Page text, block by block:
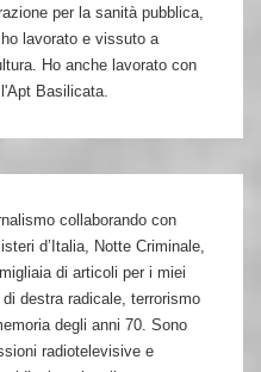
per la sanità pubblica,
lavorato e vissuto a
Ho anche lavorato con
Basilicata.
collaborando con
d’Italia, Notte Criminale,
di articoli per i miei
di destra radicale, terrorismo
degli anni 70. Sono
radiotelevisive e